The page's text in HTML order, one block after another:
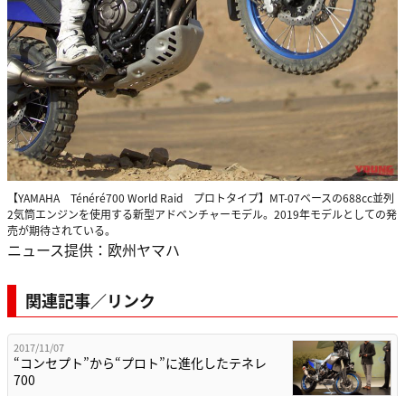
【YAMAHA Ténéré700 World Raid プロトタイプ】MT-07ベースの688cc並列
2気筒エンジンを使用する新型アドベンチャーモデル。2019年モデルとしての発
売が期待されている。
ニュース提供：欧州ヤマハ
関連記事／リンク
2017/11/07
“コンセプト”から“プロト”に進化したテネレ
700